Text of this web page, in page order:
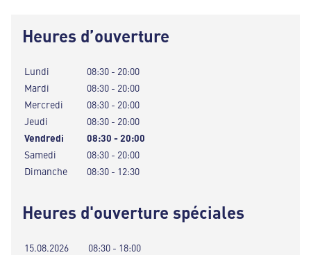
Heures d’ouverture
Lundi
08:30 - 20:00
Mardi
08:30 - 20:00
Mercredi
08:30 - 20:00
Jeudi
08:30 - 20:00
Vendredi
08:30 - 20:00
Samedi
08:30 - 20:00
Dimanche
08:30 - 12:30
Heures d'ouverture spéciales
15.08.2026
08:30 - 18:00